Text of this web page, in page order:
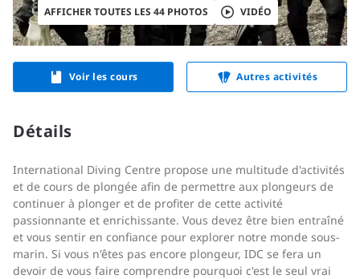
AFFICHER TOUTES LES 44 PHOTOS VIDÉO
Voir les cours Autres activités
Détails
International Diving Centre propose une multitude d'activités
et de cours de plongée afin de permettre aux plongeurs de
continuer à plonger et de profiter de cette activité
passionnante et enrichissante. Vous devez être bien entraîné
et vous sentir en confiance pour explorer notre monde sous-
marin. Si vous n'êtes pas encore plongeur, IDC se fera un
devoir de vous faire comprendre pourquoi c'est le seul vrai